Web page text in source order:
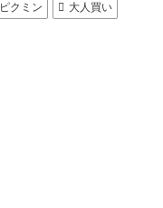
ピクミン
大人買い